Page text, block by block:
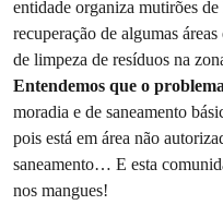
entidade organiza mutirões
recuperação de algumas
de limpeza de resíduos na
Entendemos que o
moradia e de saneamento
pois está em área não
saneamento… E esta
nos mangues!